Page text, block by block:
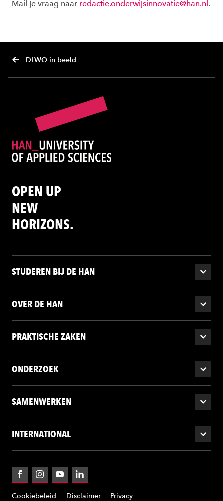
Mail je vraag naar redactie.onderwijsinnovatie@han.nl.
DLWO in beeld
OPEN UP
NEW
HORIZONS.
STUDEREN BIJ DE HAN
OVER DE HAN
PRAKTISCHE ZAKEN
ONDERZOEK
SAMENWERKEN
INTERNATIONAL
FacebookInstagramYouTubeLinkedIn
Cookiebeleid Disclaimer Privacy